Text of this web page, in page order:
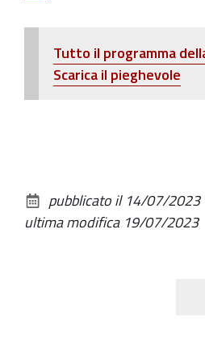
Tutto il programma
Scarica il pieghevole
documento
pubblicato il 14/07/2023
ultima modifica 19/07/2023